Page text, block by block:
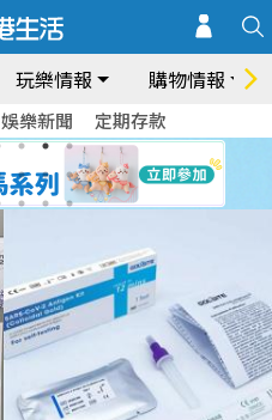
玩樂情報 購物情報
娛樂新聞 定期存款